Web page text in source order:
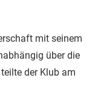
mit seinem
über die
der Klub am